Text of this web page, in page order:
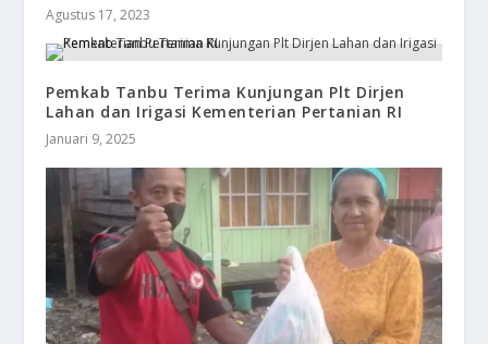
Agustus 17, 2023
Pemkab Tanbu Terima Kunjungan Plt Dirjen
Lahan dan Irigasi Kementerian Pertanian RI
Januari 9, 2025